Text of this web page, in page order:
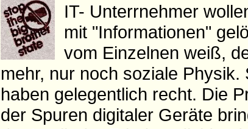
IT- Unterrnehmer
mit "Informationen"
vom Einzelnen weiß,
mehr, nur noch soziale
haben gelegentlich recht. Die
der Spuren digitaler Geräte